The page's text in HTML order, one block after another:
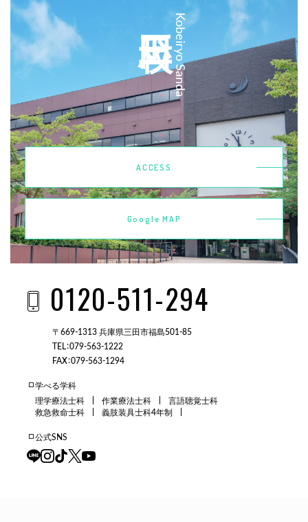
Kobeiryo Sanda
ACCESS
Google MAP
0120-511-294
〒669-1313 兵庫県三田市福島501-85
TEL：079-563-1222
FAX：079-563-1294
学べる学科
理学療法士科
作業療法士科
言語聴覚士科
救急救命士科
義肢装具士科4年制
公式SNS